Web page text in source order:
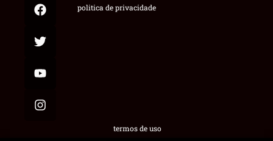
termos de uso
politica de privacidade